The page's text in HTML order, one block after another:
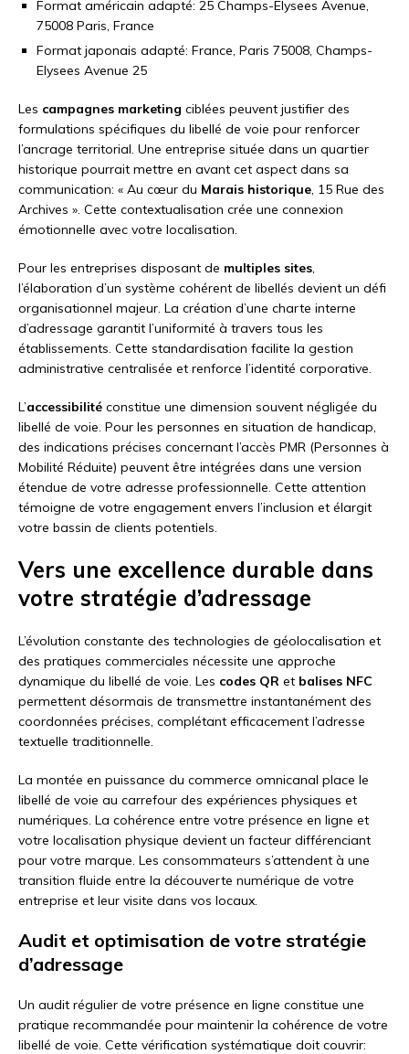
Format américain adapté: 25 Champs-Elysees Avenue,
75008 Paris, France
Format japonais adapté: France, Paris 75008, Champs-
Elysees Avenue 25
Les campagnes marketing ciblées peuvent justifier des
formulations spécifiques du libellé de voie pour renforcer
l’ancrage territorial. Une entreprise située dans un quartier
historique pourrait mettre en avant cet aspect dans sa
communication: « Au cœur du Marais historique, 15 Rue des
Archives ». Cette contextualisation crée une connexion
émotionnelle avec votre localisation.
Pour les entreprises disposant de multiples sites,
l’élaboration d’un système cohérent de libellés devient un défi
organisationnel majeur. La création d’une charte interne
d’adressage garantit l’uniformité à travers tous les
établissements. Cette standardisation facilite la gestion
administrative centralisée et renforce l’identité corporative.
L’accessibilité constitue une dimension souvent négligée du
libellé de voie. Pour les personnes en situation de handicap,
des indications précises concernant l’accès PMR (Personnes à
Mobilité Réduite) peuvent être intégrées dans une version
étendue de votre adresse professionnelle. Cette attention
témoigne de votre engagement envers l’inclusion et élargit
votre bassin de clients potentiels.
Vers une excellence durable dans
votre stratégie d’adressage
L’évolution constante des technologies de géolocalisation et
des pratiques commerciales nécessite une approche
dynamique du libellé de voie. Les codes QR et balises NFC
permettent désormais de transmettre instantanément des
coordonnées précises, complétant efficacement l’adresse
textuelle traditionnelle.
La montée en puissance du commerce omnicanal place le
libellé de voie au carrefour des expériences physiques et
numériques. La cohérence entre votre présence en ligne et
votre localisation physique devient un facteur différenciant
pour votre marque. Les consommateurs s’attendent à une
transition fluide entre la découverte numérique de votre
entreprise et leur visite dans vos locaux.
Audit et optimisation de votre stratégie
d’adressage
Un audit régulier de votre présence en ligne constitue une
pratique recommandée pour maintenir la cohérence de votre
libellé de voie. Cette vérification systématique doit couvrir: